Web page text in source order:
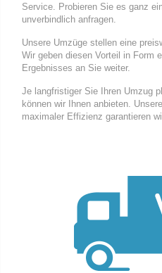
Service. Probieren Sie es ganz
unverbindlich anfragen.
Unsere Umzüge stellen eine
Wir geben diesen Vorteil in Form
Ergebnisses an Sie weiter.
Je langfristiger Sie Ihren Umzug
können wir Ihnen anbieten.
maximaler Effizienz garantieren